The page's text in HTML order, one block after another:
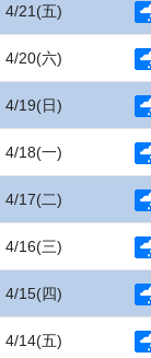
4/21 (五)
4/20(六)
4/19(日)
4/18(一)
4/17(二)
4/16(三)
4/15(四)
4/14(五)